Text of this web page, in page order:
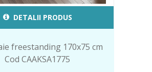
DETALII PRODUS
freestanding 170x75 cm
Cod CAAKSA1775